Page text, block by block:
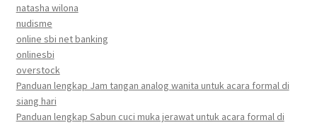
natasha wilona
nudisme
online sbi net banking
onlinesbi
overstock
Panduan lengkap Jam tangan analog wanita untuk acara formal di
siang hari
Panduan lengkap Sabun cuci muka jerawat untuk acara formal di